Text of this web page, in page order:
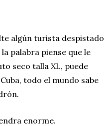
algún turista despistado
palabra piense que le
seco talla XL, puede
todo el mundo sabe
enorme.